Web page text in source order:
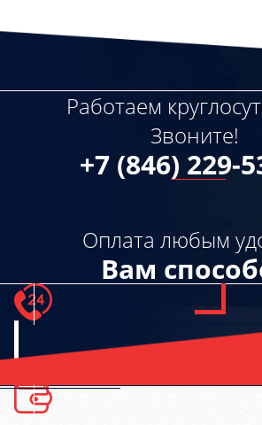
Работаем
Звоните!
+7 (846) 229-
Оплата любым
Вам